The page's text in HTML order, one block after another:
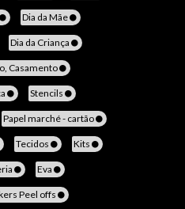
Dia da Mãe
Dia da Criança
Casamento
Stencils
Papel marché - cartão
Tecidos Kits
Eva
Peel offs